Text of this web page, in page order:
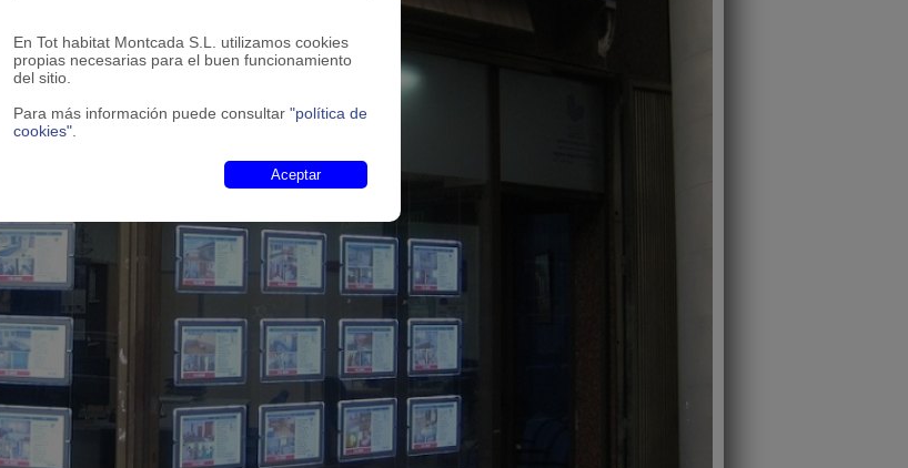
En Tot habitat Montcada S.L. utilizamos cookies
propias necesarias para el buen funcionamiento
del sitio.
Para más información puede consultar "política de
cookies".
Aceptar